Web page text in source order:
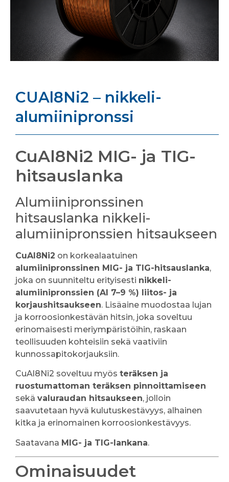
CUAl8Ni2 – nikkeli-
alumiinipronssi
CuAl8Ni2 MIG- ja TIG-
hitsauslanka
Alumiinipronssinen
hitsauslanka nikkeli-
alumiinipronssien hitsaukseen
CuAl8Ni2 on korkealaatuinen
alumiinipronssinen MIG- ja TIG-hitsauslanka,
joka on suunniteltu erityisesti nikkeli-
alumiinipronssien (Al 7–9 %) liitos- ja
korjaushitsaukseen. Lisäaine muodostaa lujan
ja korroosionkestävän hitsin, joka soveltuu
erinomaisesti meriympäristöihin, raskaan
teollisuuden kohteisiin sekä vaativiin
kunnossapitokorjauksiin.
CuAl8Ni2 soveltuu myös teräksen ja
ruostumattoman teräksen pinnoittamiseen
sekä valuraudan hitsaukseen, jolloin
saavutetaan hyvä kulutuskestävyys, alhainen
kitka ja erinomainen korroosionkestävyys.
Saatavana MIG- ja TIG-lankana.
Ominaisuudet